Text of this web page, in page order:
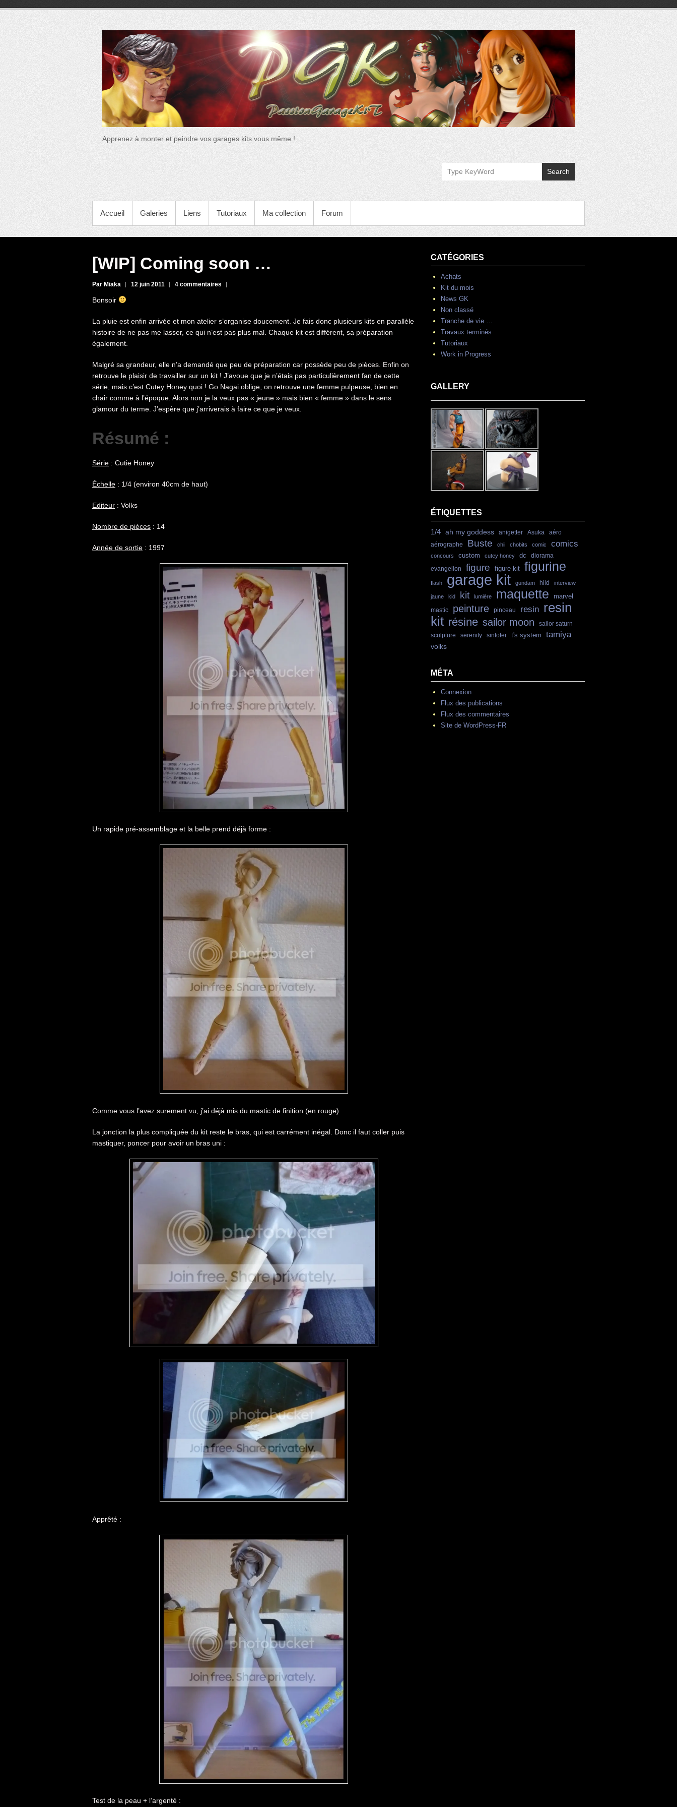
contenu
Passion
Garage
Kit
Apprenez à monter et peindre vos garages kits vous même !
Search
MENU PRINCIPAL
Accueil Galeries Liens Tutoriaux Ma collection Forum
[WIP] Coming soon …
Par Miaka 12 juin 2011 4 commentaires
Bonsoir
La pluie est enfin arrivée et mon atelier s’organise doucement. Je fais donc plusieurs kits en parallèle
histoire de ne pas me lasser, ce qui n’est pas plus mal. Chaque kit est différent, sa préparation
également.
Malgré sa grandeur, elle n’a demandé que peu de préparation car possède peu de pièces. Enfin on
retrouve le plaisir de travailler sur un kit ! J’avoue que je n’étais pas particulièrement fan de cette
série, mais c’est Cutey Honey quoi ! Go Nagai oblige, on retrouve une femme pulpeuse, bien en
chair comme à l’époque. Alors non je la veux pas « jeune » mais bien « femme » dans le sens
glamour du terme. J’espère que j’arriverais à faire ce que je veux.
Résumé :
Série : Cutie Honey
Échelle : 1/4 (environ 40cm de haut)
Editeur : Volks
Nombre de pièces : 14
Année de sortie : 1997
Un rapide pré-assemblage et la belle prend déjà forme :
Comme vous l’avez surement vu, j’ai déjà mis du mastic de finition (en rouge)
La jonction la plus compliquée du kit reste le bras, qui est carrément inégal. Donc il faut coller puis
mastiquer, poncer pour avoir un bras uni :
Apprêté :
Test de la peau + l’argenté :
CATÉGORIES
Achats
Kit du mois
News GK
Non classé
Tranche de vie …
Travaux terminés
Tutoriaux
Work in Progress
GALLERY
ÉTIQUETTES
1/4 ah my goddess anigetter Asuka
aéro
aérographe
Buste chii chobits comic comics
concours custom cutey honey dc
diorama
evangelion
figure figure kit figurine
flash garage kit gundam hild interview
jaune kid kit lumière maquette marvel
mastic peinture pinceau resin resin
kit résine sailor moon
sailor saturn
sculpture
serenity sintofer t's system tamiya
volks
MÉTA
Connexion
Flux des publications
Flux des commentaires
Site de WordPress-FR